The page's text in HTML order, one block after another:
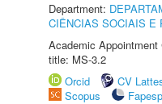
Department:
CIÊNCIAS SOCIAIS E
Academic
title: MS-3.2
Orcid
CV
Scopus
Fapesp